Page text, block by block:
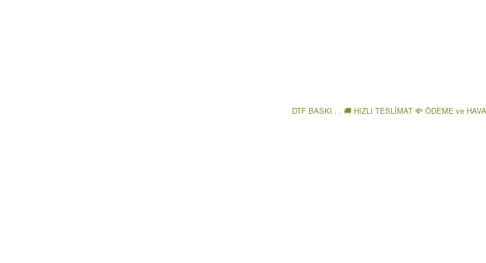
DTF BASKI . . 🚚 HIZLI TESLİMAT 💸 ÖDEME ve